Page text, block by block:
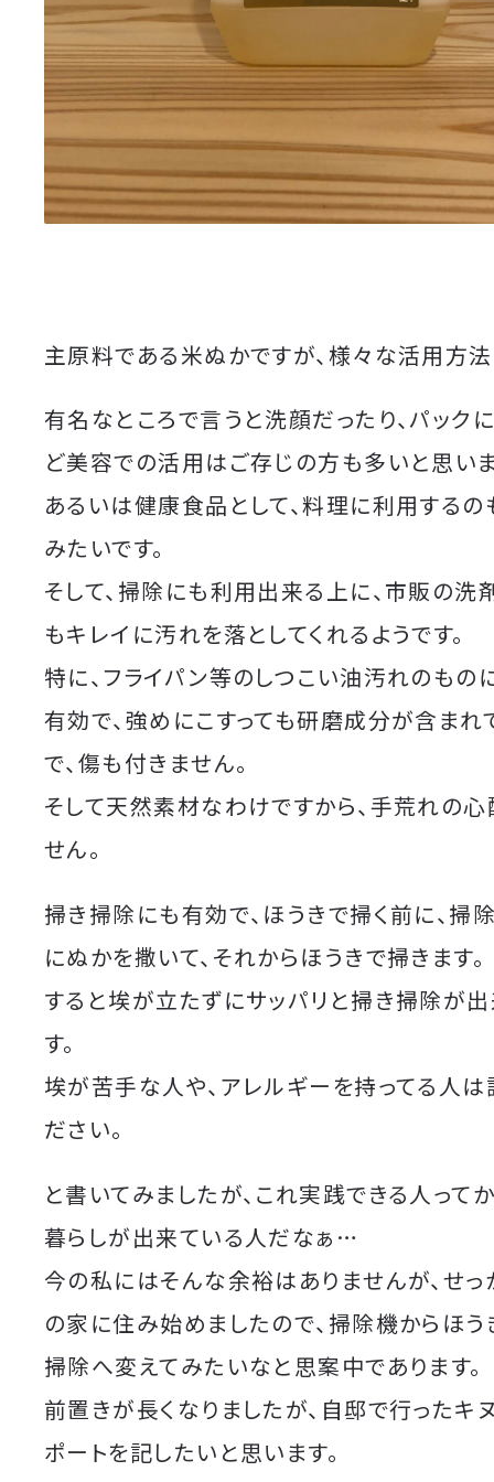
主原料である米ぬかですが、様々な活用方法
有名なところで言うと洗顔だったり、パック
ど美容での活用はご存じの方も多いと思いま
あるいは健康食品として、料理に利用する
みたいです。
そして、掃除にも利用出来る上に、市販の洗
もキレイに汚れを落としてくれるようです。
特に、フライパン等のしつこい油汚れのもの
有効で、強めにこすっても研磨成分が含まれ
で、傷も付きません。
そして天然素材なわけですから、手荒れの
せん。
掃き掃除にも有効で、ほうきで掃く前に、掃
にぬかを撒いて、それからほうきで掃きます。
すると埃が立たずにサッパリと掃き掃除が
す。
埃が苦手な人や、アレルギーを持ってる人は
ださい。
と書いてみましたが、これ実践できる人って
暮らしが出来ている人だなぁ…
今の私にはそんな余裕はありませんが、せっ
の家に住み始めましたので、掃除機からほう
掃除へ変えてみたいなと思案中であります。
前置きが長くなりましたが、自邸で行ったキ
ポートを記したいと思います。